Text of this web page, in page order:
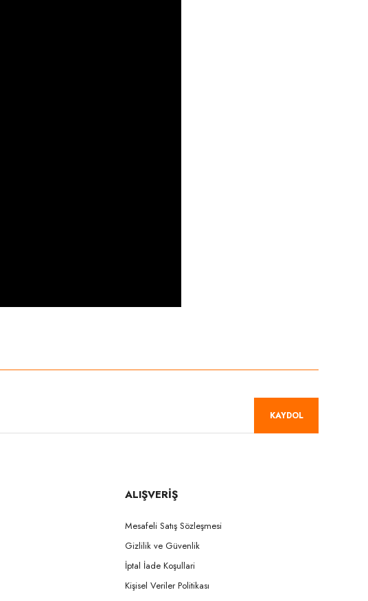
KAYDOL
ALIŞVERİŞ
Mesafeli Satış Sözleşmesi
Gizlilik ve Güvenlik
İptal İade Koşullari
Kişisel Veriler Politikası